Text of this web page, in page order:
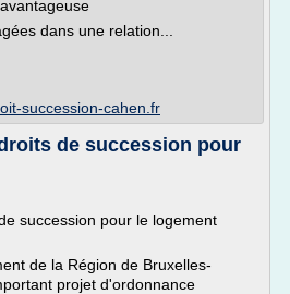
dans une relation...
succession-cahen.fr
de succession pour
succession pour le logement
de la Région de Bruxelles-
projet d'ordonnance